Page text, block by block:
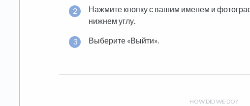
Нажмите кнопку с вашим именем и
нижнем углу.
Выберите «Выйти».
HOW DID WE DO?